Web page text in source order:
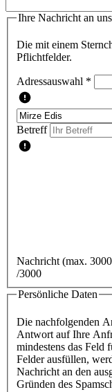
Ihre Nachricht an uns
Die mit einem
Pflichtfelder.
Adressauswahl *
Betreff
Nachricht (max.
/3000
Persönliche Daten
Die nachfolgenden
Antwort auf Ihre
mindestens das Feld
Felder ausfüllen,
Nachricht an den
Gründen des